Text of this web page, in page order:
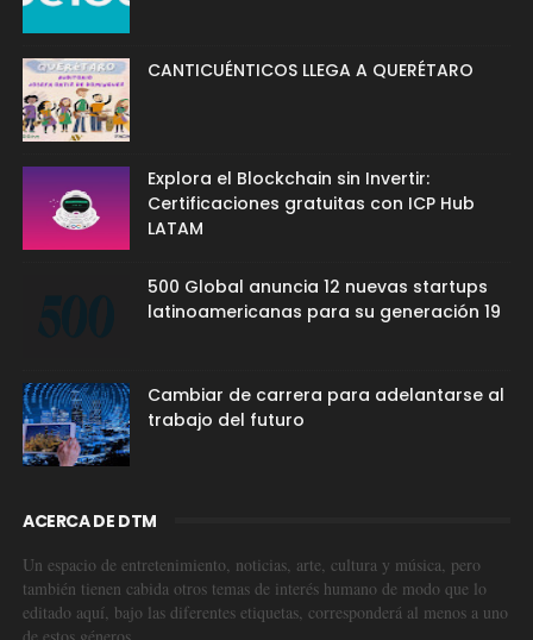
CANTICUÉNTICOS LLEGA A QUERÉTARO
Explora el Blockchain sin Invertir:
Certificaciones gratuitas con ICP Hub
LATAM
500 Global anuncia 12 nuevas startups
latinoamericanas para su generación 19
Cambiar de carrera para adelantarse al
trabajo del futuro
ACERCA DE DTM
Un espacio de entretenimiento, noticias, arte, cultura y música, pero
también tienen cabida otros temas de interés humano de modo que lo
editado aquí, bajo las diferentes etiquetas, corresponderá al menos a uno